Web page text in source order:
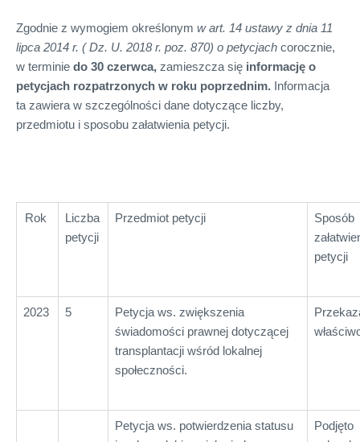
Zgodnie z wymogiem określonym w art. 14 ustawy z dnia 11
lipca 2014 r. ( Dz. U. 2018 r. poz. 870) o petycjach corocznie,
w terminie do 30 czerwca, zamieszcza się informację o
petycjach rozpatrzonych w roku poprzednim. Informacja
ta zawiera w szczególności dane dotyczące liczby,
przedmiotu i sposobu załatwienia petycji.
Rok
Liczba
petycji
Przedmiot petycji
Sposób
petycji
2023 5
Petycja ws. zwiększenia
świadomości prawnej dotyczącej
transplantacji wśród lokalnej
społeczności.
Petycja ws. potwierdzenia statusu
Podjęto